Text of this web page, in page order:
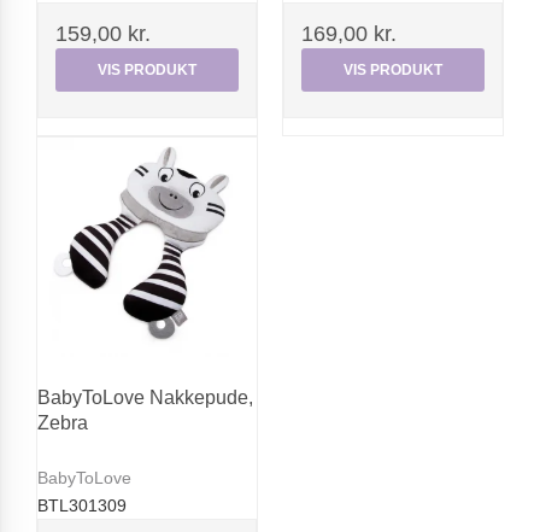
159,00 kr.
VIS PRODUKT
169,00 kr.
VIS PRODUKT
BabyToLove Nakkepude,
Zebra
BabyToLove
BTL301309